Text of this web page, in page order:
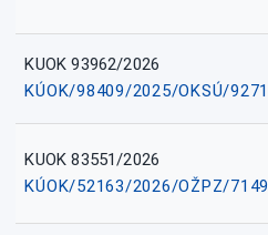
KUOK 93962/2026
KÚOK/98409/2025/OKSÚ/9271
KUOK 83551/2026
KÚOK/52163/2026/OŽPZ/7149